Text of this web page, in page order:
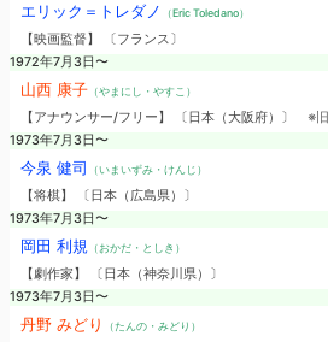
エリック＝トレダノ （Eric Toledano）
【映画監督】 〔フランス〕
1972年7月3日〜
山西 康子（やまにし・やすこ）
【アナウンサー/フリー】 〔日本（大阪府）〕 ※
1973年7月3日〜
今泉 健司 （いまいずみ・けんじ）
【将棋】 〔日本（広島県）〕
1973年7月3日〜
岡田 利規 （おかだ・としき）
【劇作家】 〔日本（神奈川県）〕
1973年7月3日〜
丹野 みどり （たんの・みどり）